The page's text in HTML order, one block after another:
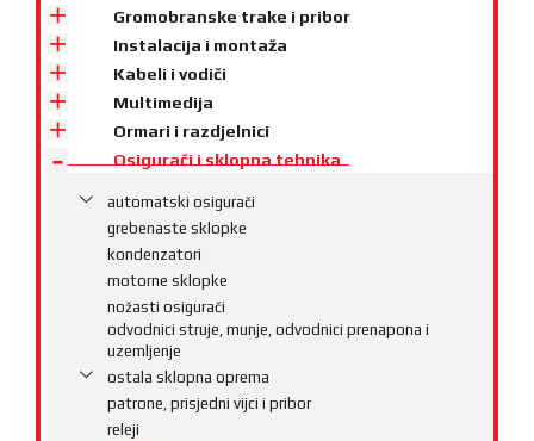
Gromobranske trake i pribor
Instalacija i montaža
Kabeli i vodiči
Multimedija
Ormari i razdjelnici
Osigurači i sklopna tehnika
automatski osigurači
grebenaste sklopke
kondenzatori
motorne sklopke
nožasti osigurači
odvodnici struje, munje, odvodnici prenapona i
uzemljenje
ostala sklopna oprema
patrone, prisjedni vijci i pribor
releji